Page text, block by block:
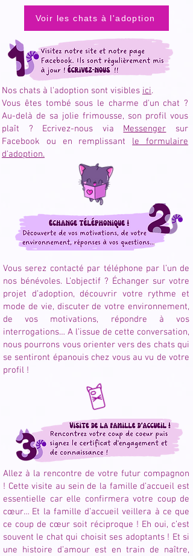
Voir les chats à l'adoption
Nos chats à l'adoption sont visibles ici.
Vous êtes tombé sous le charme d'un chat ?
Au-delà de sa jolie frimousse, son profil vous
plaît ? Ecrivez-nous via Messenger sur
Facebook ou en remplissant le formulaire
d'adoption.
Vous serez contacté par téléphone par l’un de
nos bénévoles. L’objectif ? Échanger sur votre
projet d’adoption, découvrir votre rythme et
mode de vie, discuter de votre environnement,
de vos motivations, répondre à vos
interrogations… A l’issue de cette conversation,
nous pourrons vous orienter vers des chats qui
se sentiront épanouis chez vous au vu de votre
profil !
Allez à la rencontre de votre futur compagnon
! Cette visite au sein de la famille d’accueil est
essentielle car elle confirmera votre coup de
cœur… Et la famille d’accueil veillera à ce que
ce coup de cœur soit réciproque ! Eh oui, c’est
souvent le chat qui choisit ses adoptants ! Et si
une histoire d’amour est en train de naître,